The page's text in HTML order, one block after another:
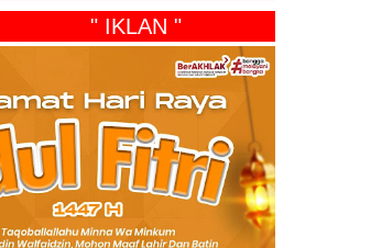
" IKLAN "